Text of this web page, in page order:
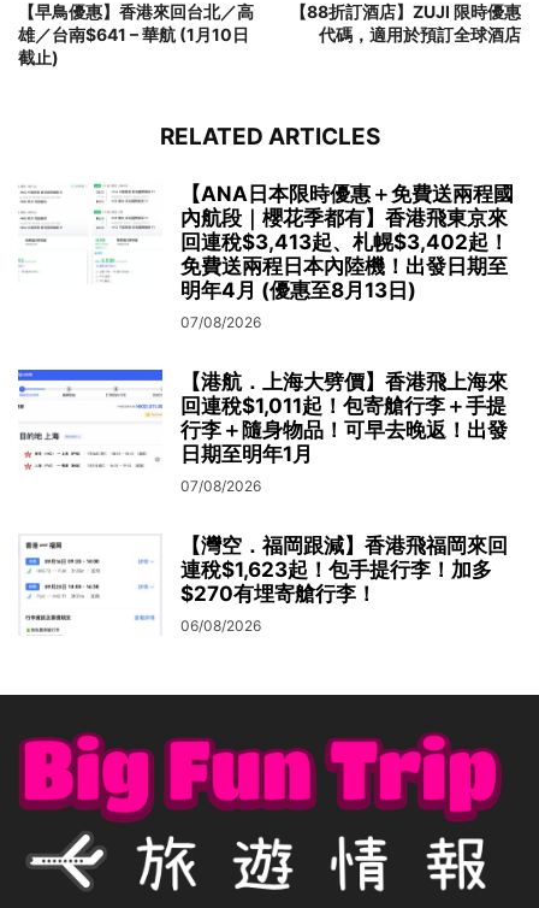
【早鳥優惠】香港來回台北／高
雄／台南$641 – 華航 (1月10日
截止)
【88折訂酒店】ZUJI 限時優惠
代碼，適用於預訂全球酒店
RELATED ARTICLES
【ANA日本限時優惠＋免費送兩程國
內航段｜櫻花季都有】香港飛東京來
回連稅$3,413起、札幌$3,402起！
免費送兩程日本內陸機！出發日期至
明年4月 (優惠至8月13日)
07/08/2026
【港航．上海大劈價】香港飛上海來
回連稅$1,011起！包寄艙行李＋手提
行李＋隨身物品！可早去晚返！出發
日期至明年1月
07/08/2026
【灣空．福岡跟減】香港飛福岡來回
連稅$1,623起！包手提行李！加多
$270有埋寄艙行李！
06/08/2026